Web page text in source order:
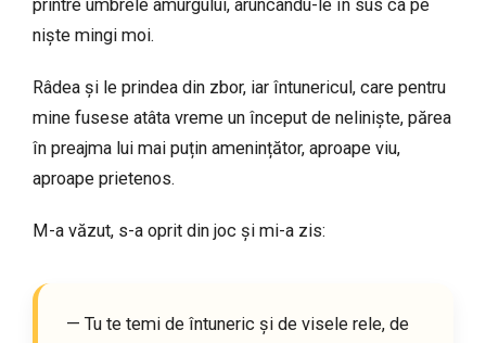
printre umbrele amurgului, aruncându-le în sus ca pe
niște mingi moi.
Râdea și le prindea din zbor, iar întunericul, care pentru
mine fusese atâta vreme un început de neliniște, părea
în preajma lui mai puțin amenințător, aproape viu,
aproape prietenos.
M-a văzut, s-a oprit din joc și mi-a zis:
— Tu te temi de întuneric și de visele rele, de